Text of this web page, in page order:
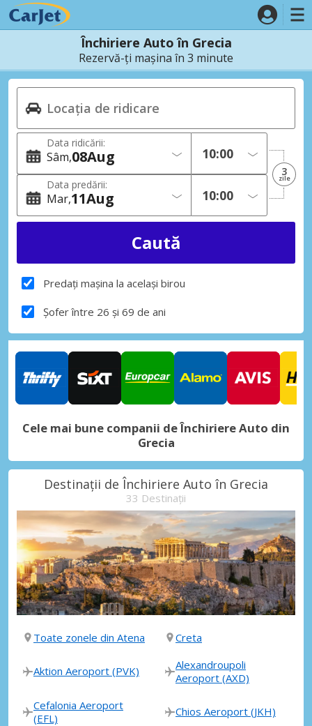
Închiriere Auto în Grecia
Rezervă-ți mașina în 3 minute
Data ridicării:
Sâm 08Aug
Data predării:
Mar 11Aug
3
zile
Predați mașina la același birou
Șofer între 26 și 69 de ani
Cele mai bune companii de Închiriere Auto din
Grecia
Destinații de Închiriere Auto în Grecia
33 Destinații
Toate zonele din Atena Creta
Aktion Aeroport (PVK)
Alexandroupoli
Aeroport (AXD)
Cefalonia Aeroport
(EFL)
Chios Aeroport (JKH)